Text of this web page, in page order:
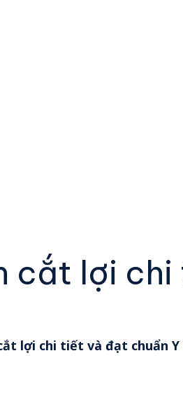
cắt lợi
lợi chi tiết và đạt chuẩn